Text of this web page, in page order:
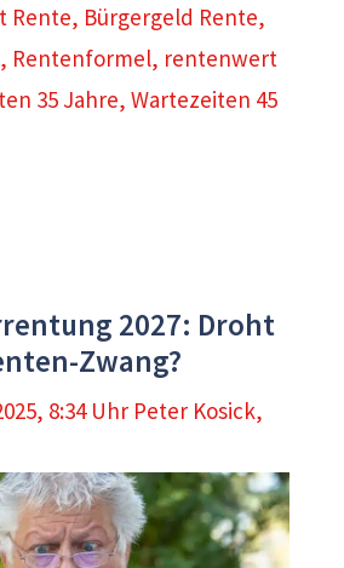
Rente, Bürgergeld Rente,
, Rentenformel, rentenwert
35 Jahre, Wartezeiten 45
2027: Droht
Zwang?
8:34 Uhr Peter Kosick,